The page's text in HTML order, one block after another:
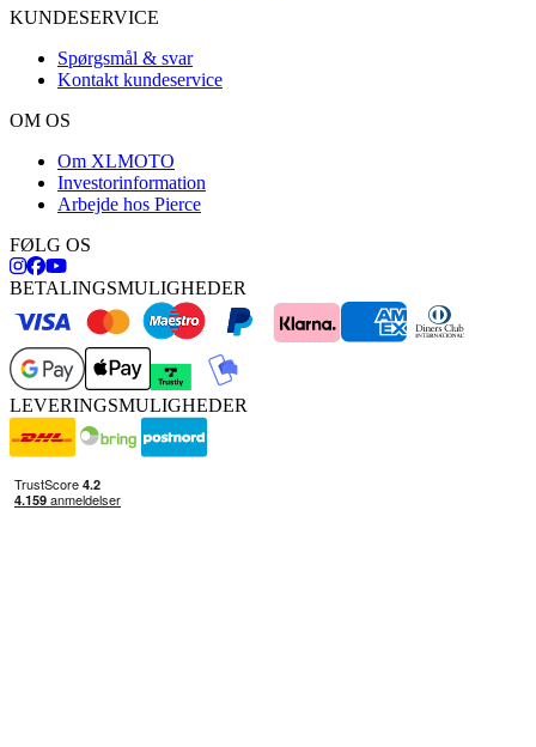
KUNDESERVICE
Spørgsmål & svar
Kontakt kundeservice
OM OS
Om XLMOTO
Investorinformation
Arbejde hos Pierce
FØLG OS
BETALINGSMULIGHEDER
LEVERINGSMULIGHEDER